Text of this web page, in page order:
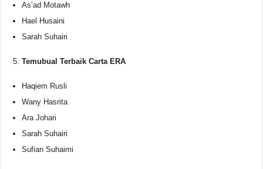
As’ad Motawh
Hael Husaini
Sarah Suhairi
Temubual Terbaik Carta ERA
Haqiem Rusli
Wany Hasrita
Ara Johari
Sarah Suhairi
Sufian Suhaimi